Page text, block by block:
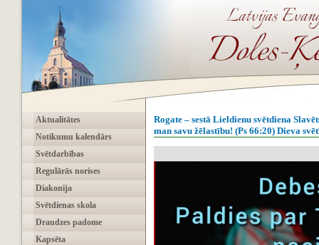
Aktualitātes
Notikumu kalendārs
Svētdarbības
Regulārās norises
Diakonija
Svētdienas skola
Draudzes padome
Kapsēta
Rogate – sestā Lieldienu svētdiena
man savu žēlastību! (Ps 66:20) Dieva